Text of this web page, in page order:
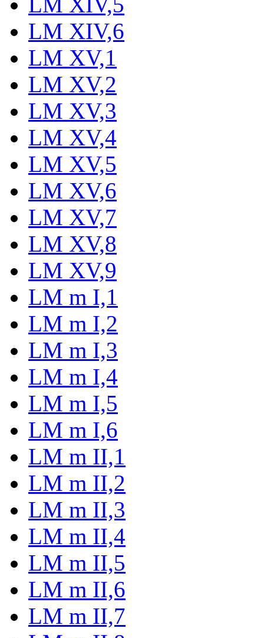
LM XIV,6
LM XV,1
LM XV,2
LM XV,3
LM XV,4
LM XV,5
LM XV,6
LM XV,7
LM XV,8
LM XV,9
LM m I,1
LM m I,2
LM m I,3
LM m I,4
LM m I,5
LM m I,6
LM m II,1
LM m II,2
LM m II,3
LM m II,4
LM m II,5
LM m II,6
LM m II,7